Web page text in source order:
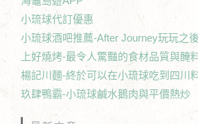
小琉球代訂優惠
小琉球酒吧推薦-After Journey玩玩之後
上好燒烤-最令人驚豔的食材品質與醃
楊記川麵-終於可以在小琉球吃到四川
玖肆鴨霸-小琉球鹹水鵝肉與平價熱炒